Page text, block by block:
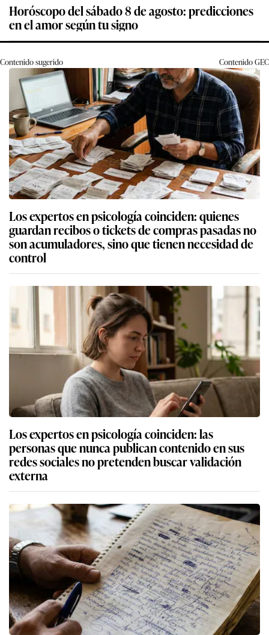
Horóscopo del sábado 8 de agosto: predicciones
en el amor según tu signo
Contenido sugerido ContenidoGEC
Los expertos en psicología coinciden: quienes
guardan recibos o tickets de compras pasadas no
son acumuladores, sino que tienen necesidad de
control
Los expertos en psicología coinciden: las
personas que nunca publican contenido en sus
redes sociales no pretenden buscar validación
externa